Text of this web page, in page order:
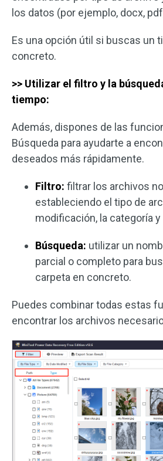
los datos (por ejemplo, docx,
Es una opción útil si buscas un
concreto.
>> Utilizar el filtro y la
tiempo:
Además, dispones de las
Búsqueda para ayudarte a
deseados más rápidamente.
Filtro: filtrar los archivos
estableciendo el tipo de
modificación, la categoría y
Búsqueda: utilizar un
parcial o completo para
carpeta en concreto.
Puedes combinar todas estas
encontrar los archivos